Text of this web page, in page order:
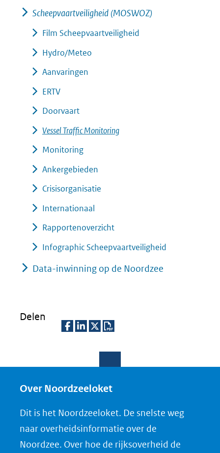
Scheepvaartveiligheid (MOSWOZ)
Film Scheepvaartveiligheid
Hydro/Meteo
Aanvaringen
ERTV
Doorvaart
Vessel Traffic Monitoring
Monitoring
Ankergebieden
Crisisorganisatie
Internationaal
Rapportenoverzicht
Infographic Scheepvaartveiligheid
Data-inwinning op de Noordzee
Delen
e
o
p
F
e
o
p
L
e
o
p
X
n
o
a
d
Over Noordzeeloket
Dit is het Noordzeeloket. De snelste weg
naar overheidsinformatie over de
Noordzee. Over hoe de rijksoverheid de